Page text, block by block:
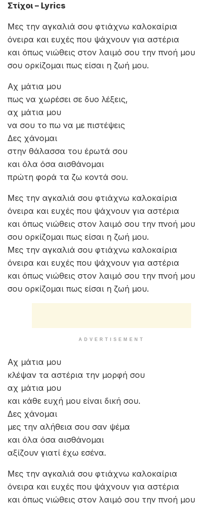
Στίχοι – Lyrics
Μες την αγκαλιά σου φτιάχνω καλοκαίρια
όνειρα και ευχές που ψάχνουν για αστέρια
και όπως νιώθεις στον λαιμό σου την πνοή μου
σου ορκίζομαι πως είσαι η ζωή μου.
Αχ μάτια μου
πως να χωρέσει σε δυο λέξεις,
αχ μάτια μου
να σου το πω να με πιστέψεις
Δες χάνομαι
στην θάλασσα του έρωτά σου
και όλα όσα αισθάνομαι
πρώτη φορά τα ζω κοντά σου.
Μες την αγκαλιά σου φτιάχνω καλοκαίρια
όνειρα και ευχές που ψάχνουν για αστέρια
και όπως νιώθεις στον λαιμό σου την πνοή μου
σου ορκίζομαι πως είσαι η ζωή μου.
Μες την αγκαλιά σου φτιάχνω καλοκαίρια
όνειρα και ευχές που ψάχνουν για αστέρια
και όπως νιώθεις στον λαιμό σου την πνοή μου
σου ορκίζομαι πως είσαι η ζωή μου.
ADVERTISEMENT
Αχ μάτια μου
κλέψαν τα αστέρια την μορφή σου
αχ μάτια μου
και κάθε ευχή μου είναι δική σου.
Δες χάνομαι
μες την αλήθεια σου σαν ψέμα
και όλα όσα αισθάνομαι
αξίζουν γιατί έχω εσένα.
Μες την αγκαλιά σου φτιάχνω καλοκαίρια
όνειρα και ευχές που ψάχνουν για αστέρια
και όπως νιώθεις στον λαιμό σου την πνοή μου